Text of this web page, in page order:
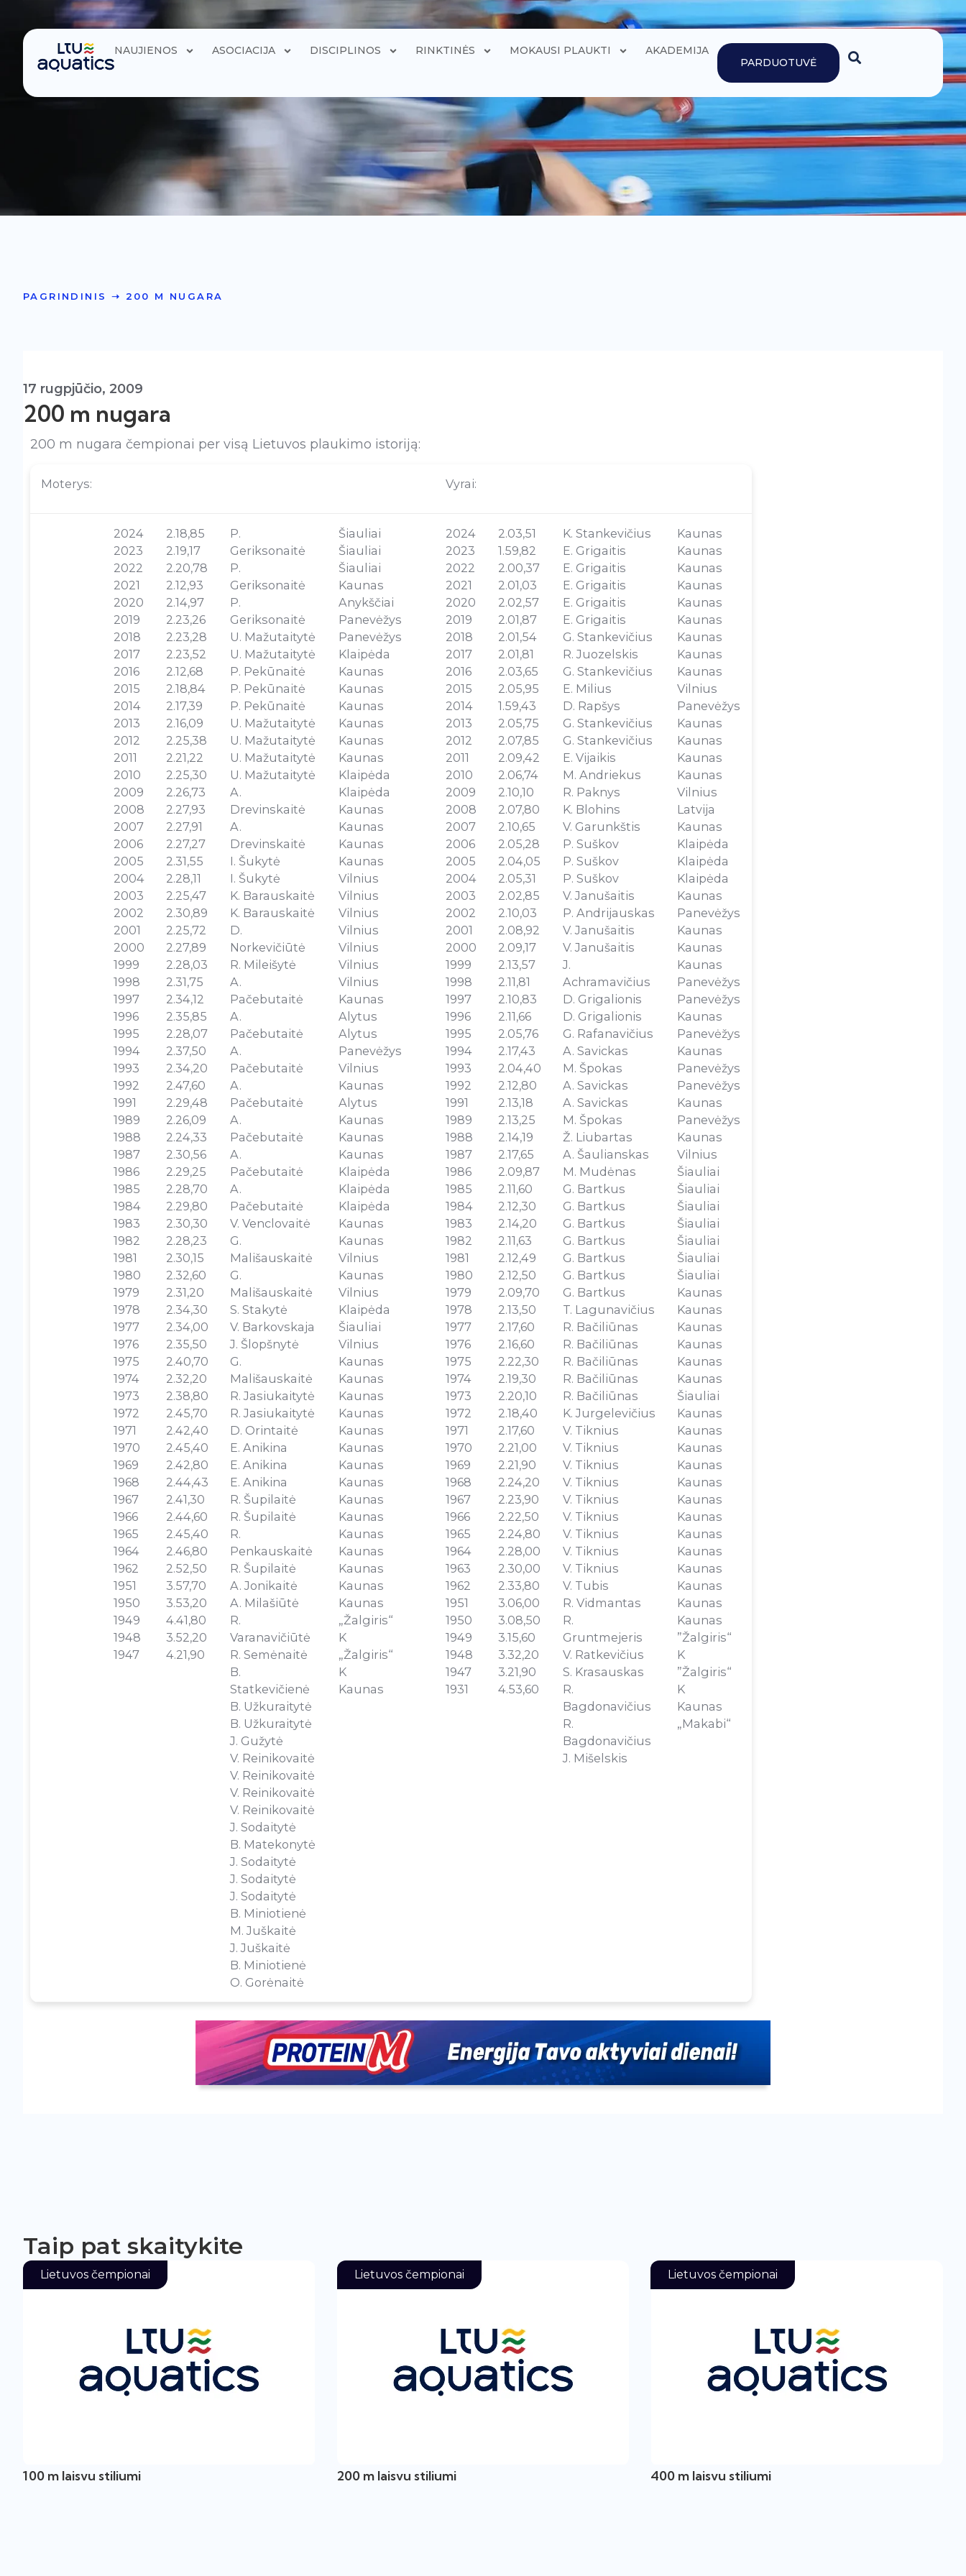
NAUJIENOS ASOCIACIJA DISCIPLINOS RINKTINĖS MOKAUSI PLAUKTI
AKADEMIJA
PARDUOTUVĖ
PAGRINDINIS ➝ 200 M NUGARA
17 rugpjūčio, 2009
200 m nugara
200 m nugara čempionai per visą Lietuvos plaukimo istoriją:
Moterys: Vyrai:
2024
2023
2022
2021
2020
2019
2018
2017
2016
2015
2014
2013
2012
2011
2010
2009
2008
2007
2006
2005
2004
2003
2002
2001
2000
1999
1998
1997
1996
1995
1994
1993
1992
1991
1989
1988
1987
1986
1985
1984
1983
1982
1981
1980
1979
1978
1977
1976
1975
1974
1973
1972
1971
1970
1969
1968
1967
1966
1965
1964
1962
1951
1950
1949
1948
1947
2.18,85
2.19,17
2.20,78
2.12,93
2.14,97
2.23,26
2.23,28
2.23,52
2.12,68
2.18,84
2.17,39
2.16,09
2.25,38
2.21,22
2.25,30
2.26,73
2.27,93
2.27,91
2.27,27
2.31,55
2.28,11
2.25,47
2.30,89
2.25,72
2.27,89
2.28,03
2.31,75
2.34,12
2.35,85
2.28,07
2.37,50
2.34,20
2.47,60
2.29,48
2.26,09
2.24,33
2.30,56
2.29,25
2.28,70
2.29,80
2.30,30
2.28,23
2.30,15
2.32,60
2.31,20
2.34,30
2.34,00
2.35,50
2.40,70
2.32,20
2.38,80
2.45,70
2.42,40
2.45,40
2.42,80
2.44,43
2.41,30
2.44,60
2.45,40
2.46,80
2.52,50
3.57,70
3.53,20
4.41,80
3.52,20
4.21,90
P.
Geriksonaitė
P.
Geriksonaitė
P.
Geriksonaitė
U. Mažutaitytė
U. Mažutaitytė
P. Pekūnaitė
P. Pekūnaitė
P. Pekūnaitė
U. Mažutaitytė
U. Mažutaitytė
U. Mažutaitytė
U. Mažutaitytė
A.
Drevinskaitė
A.
Drevinskaitė
I. Šukytė
I. Šukytė
K. Barauskaitė
K. Barauskaitė
D.
Norkevičiūtė
R. Mileišytė
A.
Pačebutaitė
A.
Pačebutaitė
A.
Pačebutaitė
A.
Pačebutaitė
A.
Pačebutaitė
A.
Pačebutaitė
A.
Pačebutaitė
V. Venclovaitė
G.
Mališauskaitė
G.
Mališauskaitė
S. Stakytė
V. Barkovskaja
J. Šlopšnytė
G.
Mališauskaitė
R. Jasiukaitytė
R. Jasiukaitytė
D. Orintaitė
E. Anikina
E. Anikina
E. Anikina
R. Šupilaitė
R. Šupilaitė
R.
Penkauskaitė
R. Šupilaitė
A. Jonikaitė
A. Milašiūtė
R.
Varanavičiūtė
R. Semėnaitė
B.
Statkevičienė
B. Užkuraitytė
B. Užkuraitytė
J. Gužytė
V. Reinikovaitė
V. Reinikovaitė
V. Reinikovaitė
V. Reinikovaitė
J. Sodaitytė
B. Matekonytė
J. Sodaitytė
J. Sodaitytė
J. Sodaitytė
B. Miniotienė
M. Juškaitė
J. Juškaitė
B. Miniotienė
O. Gorėnaitė
Šiauliai
Šiauliai
Šiauliai
Kaunas
Anykščiai
Panevėžys
Panevėžys
Klaipėda
Kaunas
Kaunas
Kaunas
Kaunas
Kaunas
Kaunas
Klaipėda
Klaipėda
Kaunas
Kaunas
Kaunas
Kaunas
Vilnius
Vilnius
Vilnius
Vilnius
Vilnius
Vilnius
Vilnius
Kaunas
Alytus
Alytus
Panevėžys
Vilnius
Kaunas
Alytus
Kaunas
Kaunas
Kaunas
Klaipėda
Klaipėda
Klaipėda
Kaunas
Kaunas
Vilnius
Kaunas
Vilnius
Klaipėda
Šiauliai
Vilnius
Kaunas
Kaunas
Kaunas
Kaunas
Kaunas
Kaunas
Kaunas
Kaunas
Kaunas
Kaunas
Kaunas
Kaunas
Kaunas
Kaunas
Kaunas
„Žalgiris“
K
„Žalgiris“
K
Kaunas
2024
2023
2022
2021
2020
2019
2018
2017
2016
2015
2014
2013
2012
2011
2010
2009
2008
2007
2006
2005
2004
2003
2002
2001
2000
1999
1998
1997
1996
1995
1994
1993
1992
1991
1989
1988
1987
1986
1985
1984
1983
1982
1981
1980
1979
1978
1977
1976
1975
1974
1973
1972
1971
1970
1969
1968
1967
1966
1965
1964
1963
1962
1951
1950
1949
1948
1947
1931
2.03,51
1.59,82
2.00,37
2.01,03
2.02,57
2.01,87
2.01,54
2.01,81
2.03,65
2.05,95
1.59,43
2.05,75
2.07,85
2.09,42
2.06,74
2.10,10
2.07,80
2.10,65
2.05,28
2.04,05
2.05,31
2.02,85
2.10,03
2.08,92
2.09,17
2.13,57
2.11,81
2.10,83
2.11,66
2.05,76
2.17,43
2.04,40
2.12,80
2.13,18
2.13,25
2.14,19
2.17,65
2.09,87
2.11,60
2.12,30
2.14,20
2.11,63
2.12,49
2.12,50
2.09,70
2.13,50
2.17,60
2.16,60
2.22,30
2.19,30
2.20,10
2.18,40
2.17,60
2.21,00
2.21,90
2.24,20
2.23,90
2.22,50
2.24,80
2.28,00
2.30,00
2.33,80
3.06,00
3.08,50
3.15,60
3.32,20
3.21,90
4.53,60
K. Stankevičius
E. Grigaitis
E. Grigaitis
E. Grigaitis
E. Grigaitis
E. Grigaitis
G. Stankevičius
R. Juozelskis
G. Stankevičius
E. Milius
D. Rapšys
G. Stankevičius
G. Stankevičius
E. Vijaikis
M. Andriekus
R. Paknys
K. Blohins
V. Garunkštis
P. Suškov
P. Suškov
P. Suškov
V. Janušaitis
P. Andrijauskas
V. Janušaitis
V. Janušaitis
J.
Achramavičius
D. Grigalionis
D. Grigalionis
G. Rafanavičius
A. Savickas
M. Špokas
A. Savickas
A. Savickas
M. Špokas
Ž. Liubartas
A. Šaulianskas
M. Mudėnas
G. Bartkus
G. Bartkus
G. Bartkus
G. Bartkus
G. Bartkus
G. Bartkus
G. Bartkus
T. Lagunavičius
R. Bačiliūnas
R. Bačiliūnas
R. Bačiliūnas
R. Bačiliūnas
R. Bačiliūnas
K. Jurgelevičius
V. Tiknius
V. Tiknius
V. Tiknius
V. Tiknius
V. Tiknius
V. Tiknius
V. Tiknius
V. Tiknius
V. Tiknius
V. Tubis
R. Vidmantas
R.
Gruntmejeris
V. Ratkevičius
S. Krasauskas
R.
Bagdonavičius
R.
Bagdonavičius
J. Mišelskis
Kaunas
Kaunas
Kaunas
Kaunas
Kaunas
Kaunas
Kaunas
Kaunas
Kaunas
Vilnius
Panevėžys
Kaunas
Kaunas
Kaunas
Kaunas
Vilnius
Latvija
Kaunas
Klaipėda
Klaipėda
Klaipėda
Kaunas
Panevėžys
Kaunas
Kaunas
Kaunas
Panevėžys
Panevėžys
Kaunas
Panevėžys
Kaunas
Panevėžys
Panevėžys
Kaunas
Panevėžys
Kaunas
Vilnius
Šiauliai
Šiauliai
Šiauliai
Šiauliai
Šiauliai
Šiauliai
Šiauliai
Kaunas
Kaunas
Kaunas
Kaunas
Kaunas
Kaunas
Šiauliai
Kaunas
Kaunas
Kaunas
Kaunas
Kaunas
Kaunas
Kaunas
Kaunas
Kaunas
Kaunas
Kaunas
Kaunas
Kaunas
”Žalgiris“
K
”Žalgiris“
K
Kaunas
„Makabi“
Taip pat skaitykite
Lietuvos čempionai
100 m laisvu stiliumi
Lietuvos čempionai
200 m laisvu stiliumi
Lietuvos čempionai
400 m laisvu stiliumi